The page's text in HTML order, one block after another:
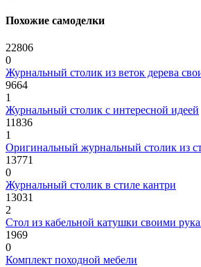
Похожие самоделки
22806
0
Журнальный столик из веток дерева
9664
1
Журнальный столик с интересной идеей
11836
1
Оригинальный журнальный столик из
13771
0
Журнальный столик в стиле кантри
13031
2
Стол из кабельной катушки своими
1969
0
Комплект походной мебели